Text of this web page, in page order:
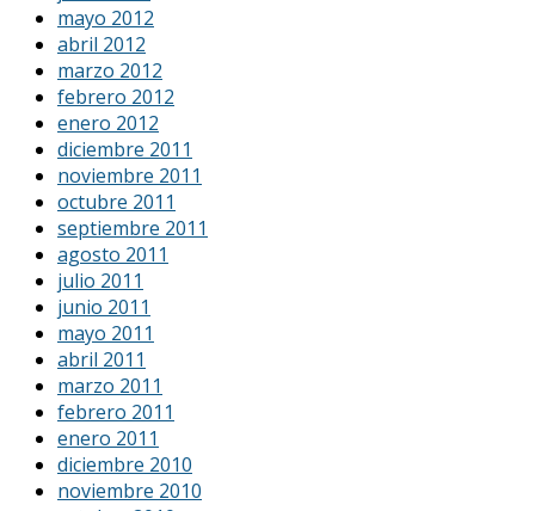
mayo 2012
abril 2012
marzo 2012
febrero 2012
enero 2012
diciembre 2011
noviembre 2011
octubre 2011
septiembre 2011
agosto 2011
julio 2011
junio 2011
mayo 2011
abril 2011
marzo 2011
febrero 2011
enero 2011
diciembre 2010
noviembre 2010